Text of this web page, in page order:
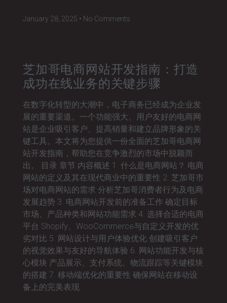
January 28, 2025 No Comments
芝加哥电商网站开发指南：打造
成功在线业务的关键步骤
在数字化转型的大潮中，电子商务已经成为企业发
展的重要渠道。一个功能强大、用户友好的电商网
站是企业吸引客户、提高销量和建立品牌形象的关
键工具。本文将为您提供一份全面的芝加哥电商网
站开发指南，帮助您在竞争激烈的市场中脱颖而
出。 目录 章节 内容概述 1. 什么是电商网站？ 电商
网站的定义及其在现代商业中的重要性 2. 芝加哥市
场对电商网站的需求 分析芝加哥消费者行为及电商
发展趋势 3. 电商网站开发前的准备工作 确定目标
市场、产品种类和网站功能需求 4. 选择合适的电商
平台 Shopify、WooCommerce与自定义开发的优
劣对比 5. 网站设计与用户体验优化 创建吸引客户
的视觉效果与友好的导航体验 6. 网站功能开发与核
心模块 产品展示、支付系统、物流跟踪等关键模块
的搭建 7. 移动端优化的重要性 确保网站在移动设
备上的完美表现